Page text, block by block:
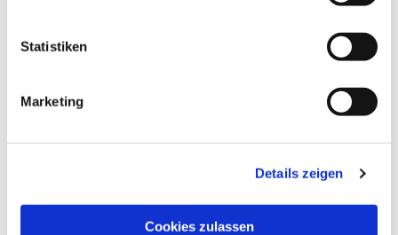
Statistiken
Marketing
Details zeigen
Cookies zulassen